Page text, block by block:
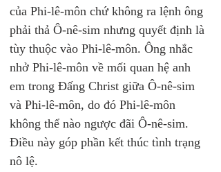
của Phi-lê-môn chứ không ra lệnh ông
phải thả Ô-nê-sim nhưng quyết định là
tùy thuộc vào Phi-lê-môn. Ông nhắc
nhở Phi-lê-môn về mối quan hệ anh
em trong Đấng Christ giữa Ô-nê-sim
và Phi-lê-môn, do đó Phi-lê-môn
không thể nào ngược đãi Ô-nê-sim.
Điều này góp phần kết thúc tình trạng
nô lệ.